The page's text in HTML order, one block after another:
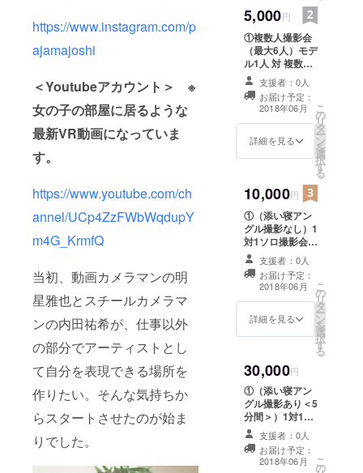
https://www.instagram.com/p
ajamajoshi
＜Youtubeアカウント＞ ※
女の子の部屋に居るような
最新VR動画になっていま
す。
https://www.youtube.com/ch
annel/UCp4ZzFWbWqdupY
m4G_KrmfQ
当初、動画カメラマンの明
星雅也とスチールカメラマ
ンの内田祐希が、仕事以外
の部分でアーティストとし
て自分を表現できる場所を
作りたい。そんな気持ちか
らスタートさせたのが始ま
りでした。
をしてお
り、男性な
ら誰もがぶ
つかる30歳
の時に、俺
はこのサラ
リーマンを
京してきた
リーマンが
したくて生
まれてきた
のか、と強
く疑問を抱
き、壁にぶ
つかりまし
でカメラを
しており、
知人にイベ
ンターさん
が多かった
という事も
5,000円
①複数人撮影会
（最大6人）モデ
ル1人 対 複数人
カメラマン（支
援者） 1回（撮
影時間：60分）
又は ＜女性限
定＞撮影体験
（撮られる側）
ン「内田」）1回
（撮影時間：60
分 全データ約
100カット） ※い
ずれも運営ス
タッフ1名以上が
付き添いをいた
します。 ②今回
だけのpajama女
ストカード3枚
セット 「撮影
カード」と文字
記載あり
支援者：0人
お届け予定：
2018年06月
詳細を見る
こ
の
リ
タ
ー
ン
を
選
択
す
る
10,000円
①（添い寝アン
グル撮影なし）1
対1ソロ撮影会 1
回（撮影時間：
60分） 又は ＜
女性限定＞撮影
体験（1対1） カ
メラマン「内
田」1回（撮影時
れも運営スタッ
フ1名以上が付き
添いをいたしま
す。 ②今回だけ
のpajama女子オ
リジナルポスト
カード3枚セット
「撮影会プロ
支援者：0人
お届け予定：
2018年06月
詳細を見る
こ
の
リ
タ
ー
ン
を
選
択
す
る
30,000円
①（添い寝アン
グル撮影あり＜5
分間＞）1対1ソ
ロ撮影会 1回
（撮影時間：60
分） 又は ＜女
性限定＞撮影体
支援者：0人
お届け予定：
2018年06月
こ
の